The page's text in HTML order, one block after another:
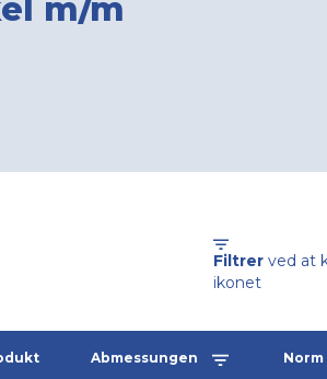
m/m
Filtrer ved at
ikonet
Abmessungen Norm